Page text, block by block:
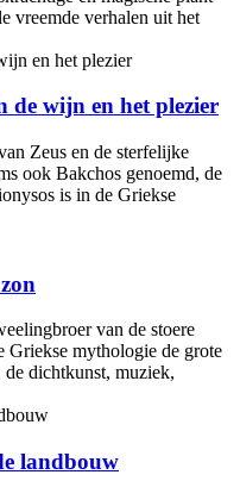
vreemde verhalen uit het
de wijn en het plezier
Zeus en de sterfelijke
ook Bakchos genoemd, de
is in de Griekse
van de stoere
mythologie de grote
de dichtkunst, muziek,
landbouw